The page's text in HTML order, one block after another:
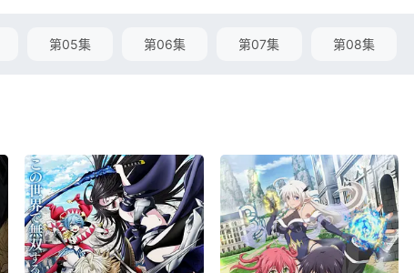
第05集 第06集 第07集 第08集